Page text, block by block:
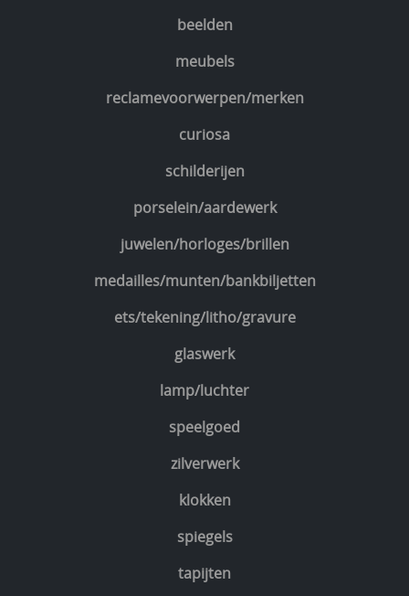
beelden
meubels
reclamevoorwerpen/merken
curiosa
schilderijen
porselein/aardewerk
juwelen/horloges/brillen
medailles/munten/bankbiljetten
ets/tekening/litho/gravure
glaswerk
lamp/luchter
speelgoed
zilverwerk
klokken
spiegels
tapijten